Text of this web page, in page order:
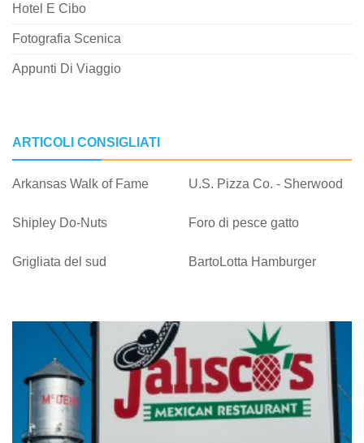
Hotel E Cibo
Fotografia Scenica
Appunti Di Viaggio
ARTICOLI CONSIGLIATI
Arkansas Walk of Fame U.S. Pizza Co. - Sherwood
Shipley Do-Nuts Foro di pesce gatto
Grigliata del sud BartoLotta Hamburger